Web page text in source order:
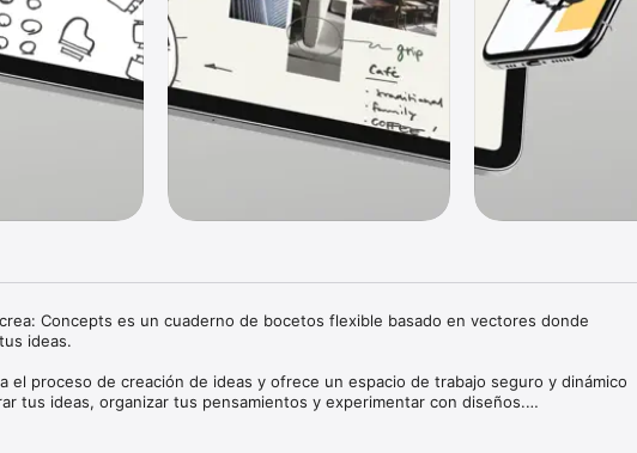
Concepts es un cuaderno de bocetos flexible basado en vectores donde
ideas.
el proceso de creación de ideas y ofrece un espacio de trabajo seguro y dinámico
tus ideas, organizar tus pensamientos y experimentar con diseños.